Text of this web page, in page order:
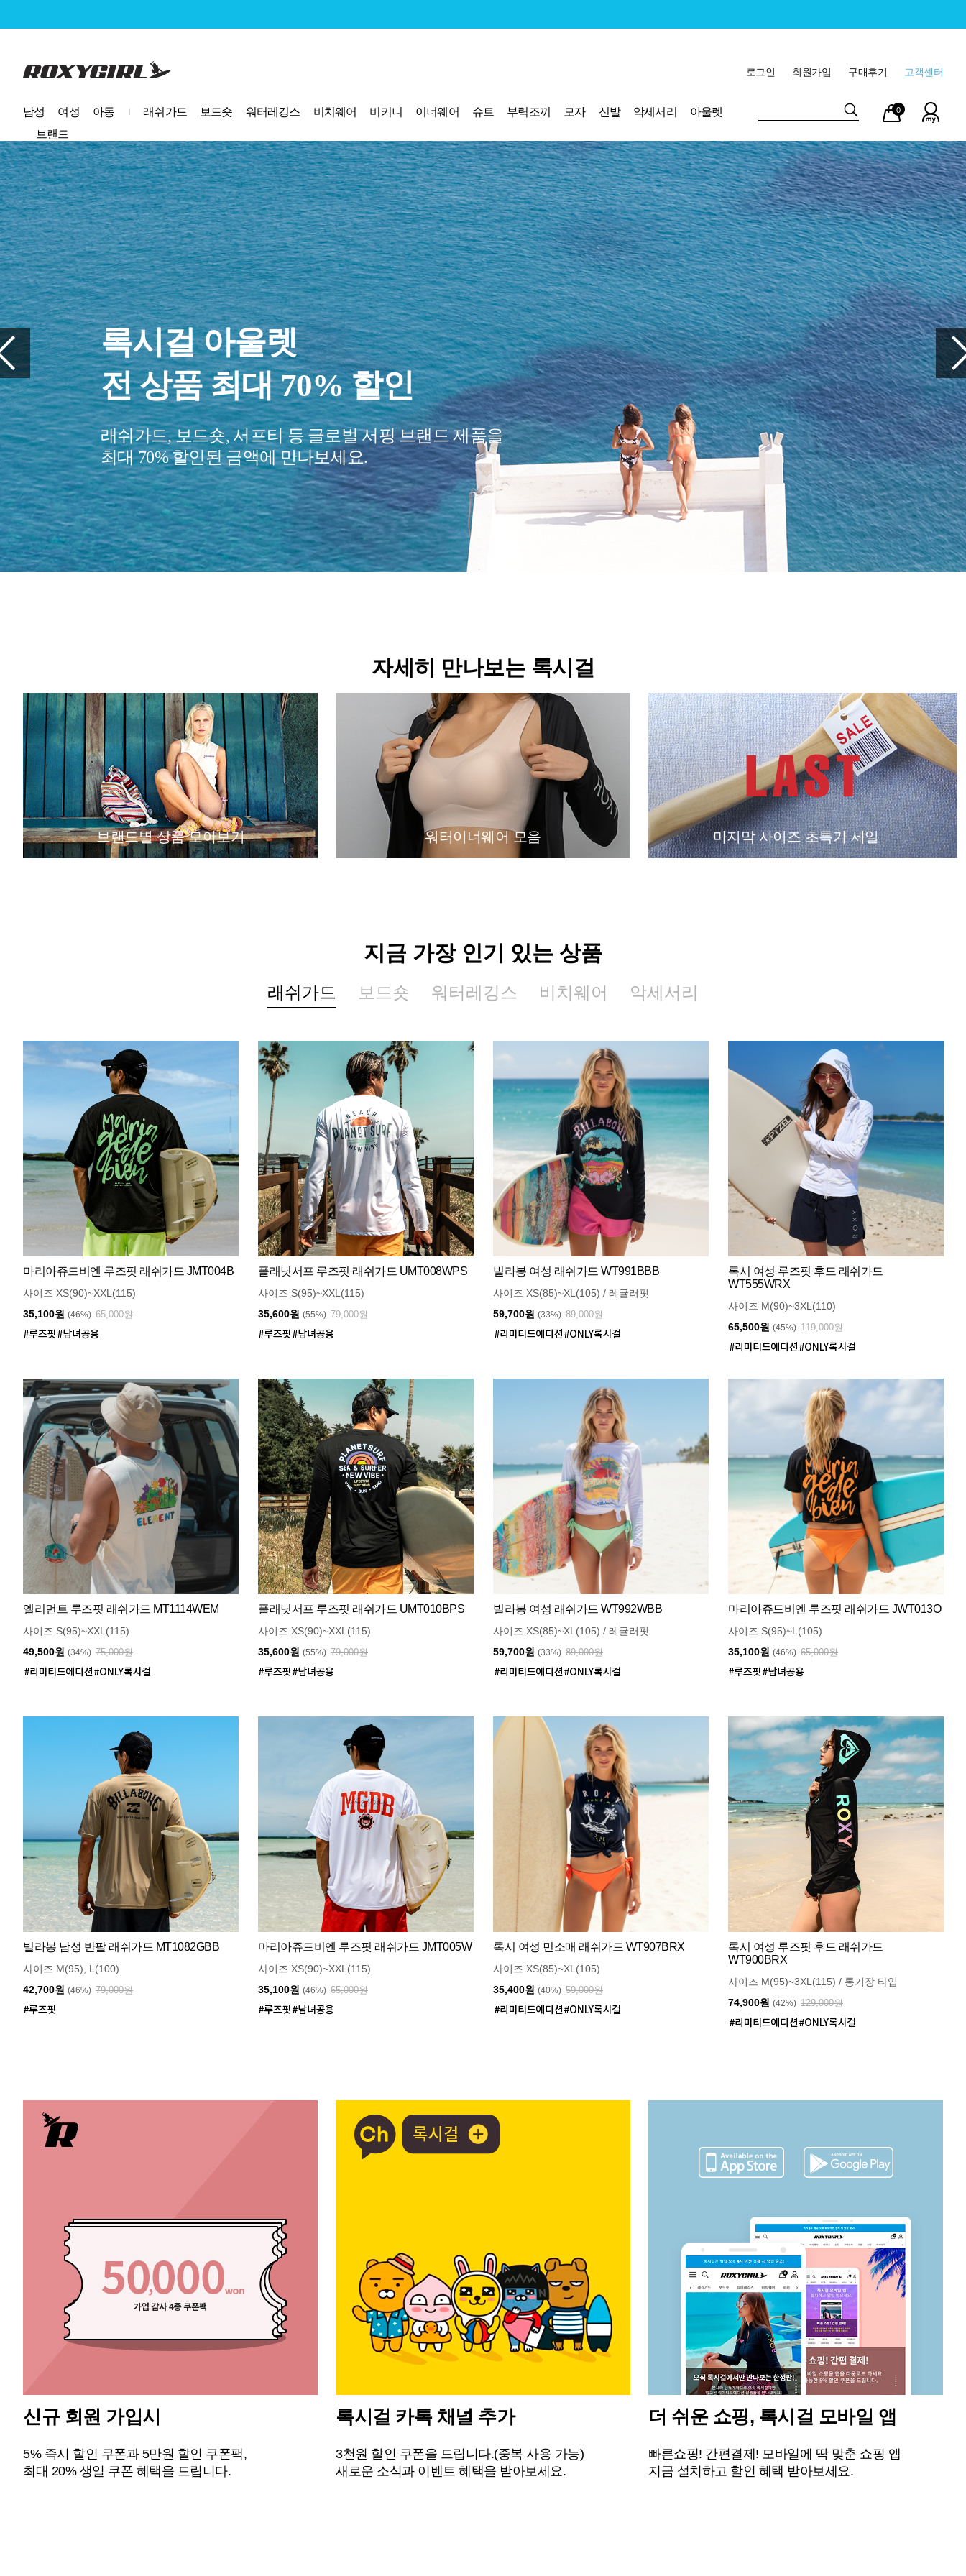
로고 고객센터
구매후기
회원가입
로그인
남성 여성 아동 래쉬가드 보드숏 워터레깅스 비치웨어 비키니 이너웨어 슈트 부력조끼 모자 신발 악세서리
아울렛
브랜드
마이
페이
장바
구니
0
여행을 준비하세요?
꼭 챙겨야 할 여행 필수품
당신의 여행을 편안하게 만들어줄
여행 아이템을 만나보세요
자세히 만나보는 록시걸
브랜드별 상품 모아보기 워터이너웨어 모음 마지막 사이즈 초특가 세일
지금 가장 인기 있는 상품
래쉬가드 보드숏 워터레깅스 비치웨어 악세서리
마리아쥬드비엔 루즈핏 래쉬가드 JMT004B
사이즈 XS(90)~XXL(115)
35,100원 (46%) 65,000원
플래닛서프 루즈핏 래쉬가드 UMT008WPS
사이즈 S(95)~XXL(115)
35,600원 (55%) 79,000원
빌라봉 여성 래쉬가드 WT991BBB
사이즈 XS(85)~XL(105) / 레귤러핏
59,700원 (33%) 89,000원
록시 여성 루즈핏 후드 래쉬가드
WT555WRX
사이즈 M(90)~3XL(110)
65,500원 (45%) 119,000원
엘리먼트 루즈핏 래쉬가드 MT1114WEM
사이즈 S(95)~XXL(115)
49,500원 (34%) 75,000원
플래닛서프 루즈핏 래쉬가드 UMT010BPS
사이즈 XS(90)~XXL(115)
35,600원 (55%) 79,000원
빌라봉 여성 래쉬가드 WT992WBB
사이즈 XS(85)~XL(105) / 레귤러핏
59,700원 (33%) 89,000원
마리아쥬드비엔 루즈핏 래쉬가드 JWT013O
사이즈 S(95)~L(105)
35,100원 (46%) 65,000원
빌라봉 남성 반팔 래쉬가드 MT1082GBB
사이즈 M(95), L(100)
42,700원 (46%) 79,000원
마리아쥬드비엔 루즈핏 래쉬가드 JMT005W
사이즈 XS(90)~XXL(115)
35,100원 (46%) 65,000원
록시 여성 민소매 래쉬가드 WT907BRX
사이즈 XS(85)~XL(105)
35,400원 (40%) 59,000원
록시 여성 루즈핏 후드 래쉬가드
WT900BRX
사이즈 M(95)~3XL(115) / 롱기장 타입
74,900원 (42%) 129,000원
신규 회원 가입시
5% 즉시 할인 쿠폰과 5만원 할인 쿠폰팩,
최대 20% 생일 쿠폰 혜택을 드립니다.
록시걸 카톡 채널 추가
3천원 할인 쿠폰을 드립니다.(중복 사용 가능)
새로운 소식과 이벤트 혜택을 받아보세요.
더 쉬운 쇼핑, 록시걸 모바일 앱
빠른쇼핑! 간편결제! 모바일에 딱 맞춘 쇼핑 앱
지금 설치하고 할인 혜택 받아보세요.